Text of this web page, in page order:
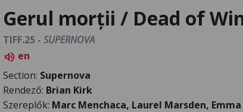
Gerul morții / Dead of
TIFF.25 - SUPERNOVA
volume_up en
Section: Supernova
Rendező: Brian Kirk
Szereplők: Marc Menchaca, Laurel Marsden,